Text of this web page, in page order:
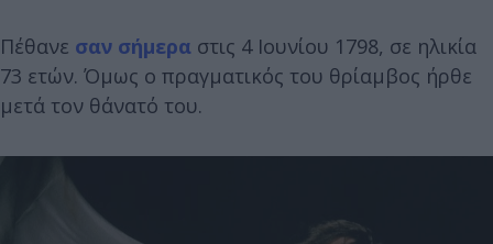
Πέθανε σαν σήμερα στις 4 Ιουνίου 1798, σε ηλικία
73 ετών. Όμως ο πραγματικός του θρίαμβος ήρθε
μετά τον θάνατό του.